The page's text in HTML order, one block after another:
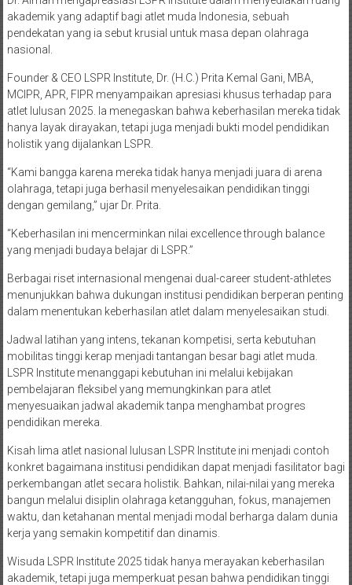
akademik yang adaptif bagi atlet muda Indonesia, sebuah
pendekatan yang ia sebut krusial untuk masa depan olahraga
nasional.
Founder & CEO LSPR Institute, Dr. (H.C.) Prita Kemal Gani, MBA,
MCIPR, APR, FIPR menyampaikan apresiasi khusus terhadap para
atlet lulusan 2025. Ia menegaskan bahwa keberhasilan mereka tidak
hanya layak dirayakan, tetapi juga menjadi bukti model pendidikan
holistik yang dijalankan LSPR.
“Kami bangga karena mereka tidak hanya menjadi juara di arena
olahraga, tetapi juga berhasil menyelesaikan pendidikan tinggi
dengan gemilang,” ujar Dr. Prita.
“Keberhasilan ini mencerminkan nilai excellence through balance
yang menjadi budaya belajar di LSPR.”
Berbagai riset internasional mengenai dual-career student-athletes
menunjukkan bahwa dukungan institusi pendidikan berperan penting
dalam menentukan keberhasilan atlet dalam menyelesaikan studi.
Jadwal latihan yang intens, tekanan kompetisi, serta kebutuhan
mobilitas tinggi kerap menjadi tantangan besar bagi atlet muda.
LSPR Institute menanggapi kebutuhan ini melalui kebijakan
pembelajaran fleksibel yang memungkinkan para atlet
menyesuaikan jadwal akademik tanpa menghambat progres
pendidikan mereka.
Kisah lima atlet nasional lulusan LSPR Institute ini menjadi contoh
konkret bagaimana institusi pendidikan dapat menjadi fasilitator bagi
perkembangan atlet secara holistik. Bahkan, nilai-nilai yang mereka
bangun melalui disiplin olahraga ketangguhan, fokus, manajemen
waktu, dan ketahanan mental menjadi modal berharga dalam dunia
kerja yang semakin kompetitif dan dinamis.
Wisuda LSPR Institute 2025 tidak hanya merayakan keberhasilan
akademik, tetapi juga memperkuat pesan bahwa pendidikan tinggi